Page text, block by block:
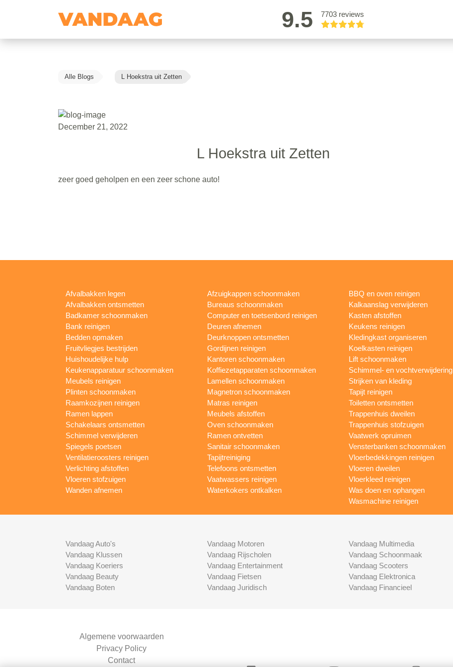
9.5 7703 reviews
Alle Blogs L Hoekstra uit Zetten
December 21, 2022
L Hoekstra uit Zetten
zeer goed geholpen en een zeer schone auto!
Afvalbakken legen
Afvalbakken ontsmetten
Badkamer schoonmaken
Bank reinigen
Bedden opmaken
Fruitvliegjes bestrijden
Huishoudelijke hulp
Keukenapparatuur schoonmaken
Meubels reinigen
Plinten schoonmaken
Raamkozijnen reinigen
Ramen lappen
Schakelaars ontsmetten
Schimmel verwijderen
Spiegels poetsen
Ventilatieroosters reinigen
Verlichting afstoffen
Vloeren stofzuigen
Wanden afnemen
Afzuigkappen schoonmaken
Bureaus schoonmaken
Computer en toetsenbord reinigen
Deuren afnemen
Deurknoppen ontsmetten
Gordijnen reinigen
Kantoren schoonmaken
Koffiezetapparaten schoonmaken
Lamellen schoonmaken
Magnetron schoonmaken
Matras reinigen
Meubels afstoffen
Oven schoonmaken
Ramen ontvetten
Sanitair schoonmaken
Tapijtreiniging
Telefoons ontsmetten
Vaatwassers reinigen
Waterkokers ontkalken
BBQ en oven reinigen
Kalkaanslag verwijderen
Kasten afstoffen
Keukens reinigen
Kledingkast organiseren
Koelkasten reinigen
Lift schoonmaken
Schimmel- en vochtverwijdering
Strijken van kleding
Tapijt reinigen
Toiletten ontsmetten
Trappenhuis dweilen
Trappenhuis stofzuigen
Vaatwerk opruimen
Vensterbanken schoonmaken
Vloerbedekkingen reinigen
Vloeren dweilen
Vloerkleed reinigen
Was doen en ophangen
Wasmachine reinigen
Vandaag Auto's
Vandaag Klussen
Vandaag Koeriers
Vandaag Beauty
Vandaag Boten
Vandaag Motoren
Vandaag Rijscholen
Vandaag Entertainment
Vandaag Fietsen
Vandaag Juridisch
Vandaag Multimedia
Vandaag Schoonmaak
Vandaag Scooters
Vandaag Elektronica
Vandaag Financieel
Algemene voorwaarden
Privacy Policy
Contact